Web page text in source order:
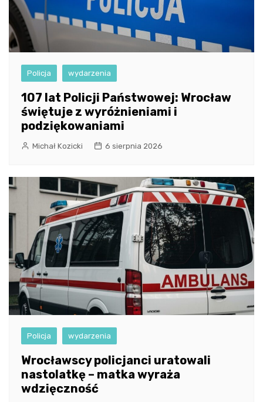
Policja wydarzenia
107 lat Policji Państwowej: Wrocław
świętuje z wyróżnieniami i
podziękowaniami
Michał Kozicki 6 sierpnia 2026
Policja wydarzenia
Wrocławscy policjanci uratowali
nastolatkę – matka wyraża
wdzięczność